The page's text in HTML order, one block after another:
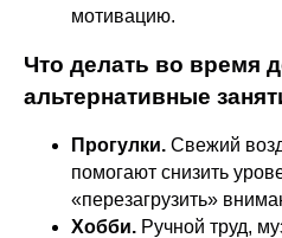
мотивацию.
Что делать во время
альтернативные
Прогулки. Свежий
помогают снизить
«перезагрузить»
Хобби. Ручной труд,